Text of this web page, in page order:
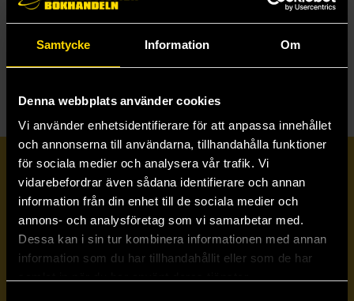
Samtycke Information Om
Denna webbplats använder cookies
Vi använder enhetsidentifierare för att anpassa innehållet
och annonserna till användarna, tillhandahålla funktioner
för sociala medier och analysera vår trafik. Vi
vidarebefordrar även sådana identifierare och annan
information från din enhet till de sociala medier och
annons- och analysföretag som vi samarbetar med.
Dessa kan i sin tur kombinera informationen med annan
information som du har tillhandahållit eller som de har
SAMLINGSVOLYM
TECKNA & MÅLA TECKNAD SERIE
Prenumerera på vårt nyhetsbrev
Veckobrevet
Skicka